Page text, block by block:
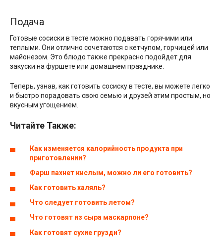
Подача
Готовые сосиски в тесте можно подавать горячими или
теплыми. Они отлично сочетаются с кетчупом, горчицей или
майонезом. Это блюдо также прекрасно подойдет для
закуски на фуршете или домашнем празднике.
Теперь, узнав, как готовить сосиску в тесте, вы можете легко
и быстро порадовать свою семью и друзей этим простым, но
вкусным угощением.
Читайте Также:
Как изменяется калорийность продукта при
приготовлении?
Фарш пахнет кислым, можно ли его готовить?
Как готовить халяль?
Что следует готовить летом?
Что готовят из сыра маскарпоне?
Как готовят сухие грузди?